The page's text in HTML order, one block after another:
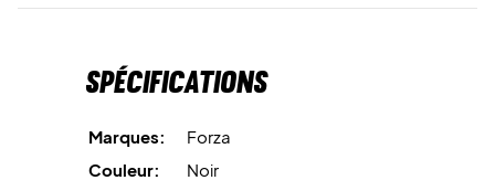
Spécifications
Marques:
Forza
Couleur:
Noir